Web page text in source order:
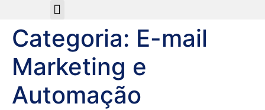
Categoria: E-mail
Marketing e
Automação